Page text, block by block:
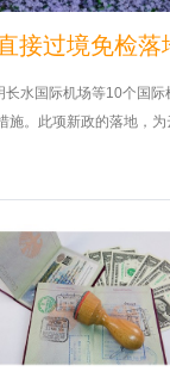
接过境免检落
水国际机场等10个国
施。此项新政的落地，